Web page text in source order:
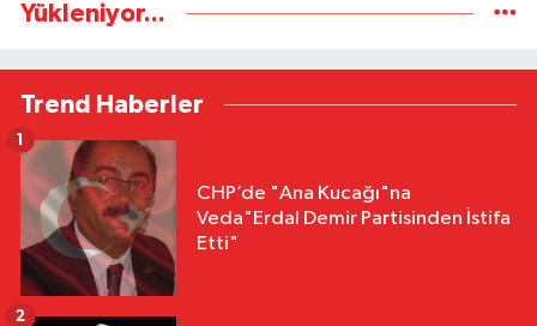
Yükleniyor...
Trend Haberler
CHP’de "Ana Kucağı"na
Veda"Erdal Demir Partisinden İstifa
Etti"
1
2